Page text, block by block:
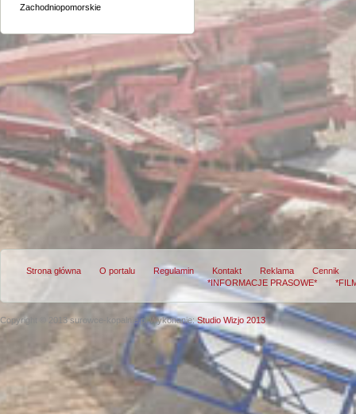
Zachodniopomorskie
Strona główna O portalu Regulamin Kontakt Reklama
Cennik
*INFORMACJE PRASOWE*
Copyright © 2013 surowce-kopalnie.plWykonanie:Studio Wizjo 2013